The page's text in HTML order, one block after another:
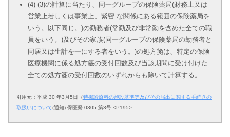
(4) (3)の計算に当たり、同一グループの保険薬局(財務上又は
営業上若しくは事業上、緊密 な関係にある範囲の保険薬局を
いう。以下同じ。)の勤務者(常勤及び非常勤を含めた全ての職
員をいう。)及びその家族(同一グループの保険薬局の勤務者と
同居又は生計を一にする者をいう。)の処方箋は、特定の保険
医療機関に係る処方箋の受付回数及び当該期間に受け付けた
全ての処方箋の受付回数のいずれからも除いて計算する。
引用元：平成 30 年3月5日（特掲診療料の施設基準等及びその届出に関する手続きの
取扱いについて(通知) 保医発 0305 第3号 <P195>